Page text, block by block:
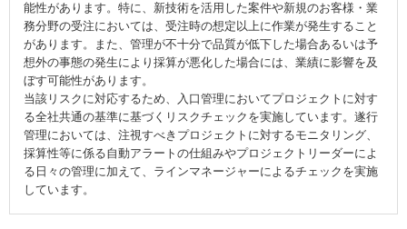
能性があります。特に、新技術を活用した案件や新規のお客様・業
務分野の受注においては、受注時の想定以上に作業が発生すること
があります。また、管理が不十分で品質が低下した場合あるいは予
想外の事態の発生により採算が悪化した場合には、業績に影響を及
ぼす可能性があります。
当該リスクに対応するため、入口管理においてプロジェクトに対す
る全社共通の基準に基づくリスクチェックを実施しています。遂行
管理においては、注視すべきプロジェクトに対するモニタリング、
採算性等に係る自動アラートの仕組みやプロジェクトリーダーによ
る日々の管理に加えて、ラインマネージャーによるチェックを実施
しています。